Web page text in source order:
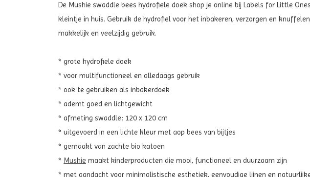
De Mushie swaddle bees hydrofiele doek shop je online bij Labels for Little
kleintje in huis. Gebruik de hydrofiel voor het inbakeren, verzorgen en
makkelijk en veelzijdig gebruik.
* grote hydrofiele doek
* voor multifunctioneel en alledaags gebruik
* ook te gebruiken als inbakerdoek
* ademt goed en lichtgewicht
* afmeting swaddle: 120 x 120 cm
* uitgevoerd in een lichte kleur met aop bees van bijtjes
* gemaakt van zachte bio katoen
* Mushie maakt kinderproducten die mooi, functioneel en duurzaam zijn
* met aandacht voor minimalistische esthetiek, eenvoudige lijnen en